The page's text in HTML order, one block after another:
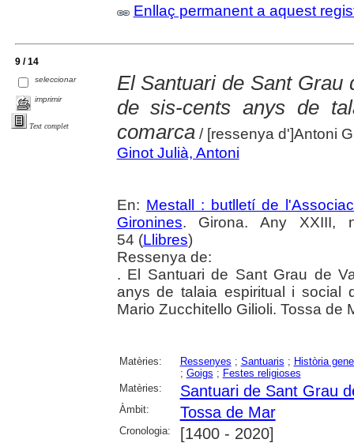
Enllaç permanent a aquest
9 / 14
seleccionar
imprimir
Text complet
El Santuari de Sant Grau
de sis-cents anys de
comarca/ [ressenya d']Antoni
Ginot Julià, Antoni
En: Mestall : butlletí de
Gironines. Girona. Any XXIII,
54 (Llibres)
Ressenya de:
. El Santuari de Sant Grau de
anys de talaia espiritual i social
Mario Zucchitello Gilioli. Tossa de
Matèries: Ressenyes ; Santuaris ; Història
; Goigs ; Festes religioses
Matèries:
Santuari de Sant Grau
Àmbit: Tossa de Mar
Cronologia: [1400 - 2020]